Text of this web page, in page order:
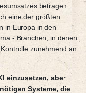
betragen
eine der größten
in Europa in den
- Branchen, in denen
zunehmend an
einzusetzen, aber
Systeme, die